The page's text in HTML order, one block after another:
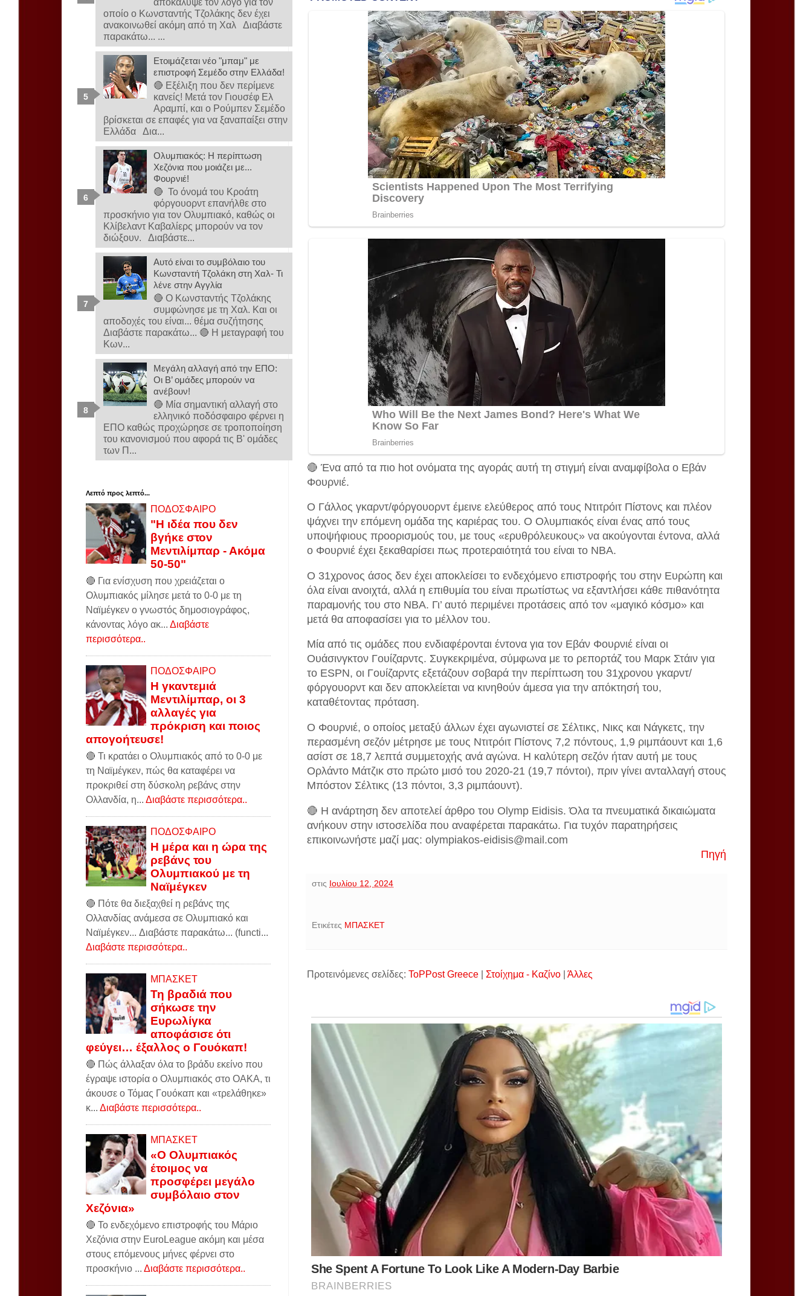
🔴 Ένα από τα πιο hot ονόματα της αγοράς αυτή τη στιγμή είναι αναμφίβολα ο Εβάν
Φουρνιέ.
Ο Γάλλος γκαρντ/φόργουορντ έμεινε ελεύθερος από τους Ντιτρόιτ Πίστονς και πλέον
ψάχνει την επόμενη ομάδα της καριέρας του. Ο Ολυμπιακός είναι ένας από τους
υποψήφιους προορισμούς του, με τους «ερυθρόλευκους» να ακούγονται έντονα, αλλά
ο Φουρνιέ έχει ξεκαθαρίσει πως προτεραιότητά του είναι το NBA.
O 31χρονος άσος δεν έχει αποκλείσει το ενδεχόμενο επιστροφής του στην Ευρώπη και
όλα είναι ανοιχτά, αλλά η επιθυμία του είναι πρωτίστως να εξαντλήσει κάθε πιθανότητα
παραμονής του στο NBA. Γι’ αυτό περιμένει προτάσεις από τον «μαγικό κόσμο» και
μετά θα αποφασίσει για το μέλλον του.
Μία από τις ομάδες που ενδιαφέρονται έντονα για τον Εβάν Φουρνιέ είναι οι
Ουάσινγκτον Γουίζαρντς. Συγκεκριμένα, σύμφωνα με το ρεπορτάζ του Μαρκ Στάιν για
το ESPN, οι Γουίζαρντς εξετάζουν σοβαρά την περίπτωση του 31χρονου γκαρντ/
φόργουορντ και δεν αποκλείεται να κινηθούν άμεσα για την απόκτησή του,
καταθέτοντας πρόταση.
Ο Φουρνιέ, ο οποίος μεταξύ άλλων έχει αγωνιστεί σε Σέλτικς, Νικς και Νάγκετς, την
περασμένη σεζόν μέτρησε με τους Ντιτρόιτ Πίστονς 7,2 πόντους, 1,9 ριμπάουντ και 1,6
ασίστ σε 18,7 λεπτά συμμετοχής ανά αγώνα. Η καλύτερη σεζόν ήταν αυτή με τους
Ορλάντο Μάτζικ στο πρώτο μισό του 2020-21 (19,7 πόντοι), πριν γίνει ανταλλαγή στους
Μπόστον Σέλτικς (13 πόντοι, 3,3 ριμπάουντ).
🔴 Η ανάρτηση δεν αποτελεί άρθρο του Olymp Eidisis. Όλα τα πνευματικά δικαιώματα
ανήκουν στην ιστοσελίδα που αναφέρεται παρακάτω. Για τυχόν παρατηρήσεις
επικοινωνήστε μαζί μας: olympiakos-eidisis@mail.com
Πηγή
στις Ιουλίου 12, 2024
Ετικέτες ΜΠΑΣΚΕΤ
Προτεινόμενες σελίδες: ToPPost Greece Στοίχημα - Καζίνο Άλλες
αποκάλυψε τον λόγο για τον
οποίο ο Κωνσταντής Τζολάκης δεν έχει
ανακοινωθεί ακόμη από τη Χαλ Διαβάστε
παρακάτω... ...
Ετοιμάζεται νέο "μπαμ" με
επιστροφή Σεμέδο στην Ελλάδα!
🔴 Εξέλιξη που δεν περίμενε
κανείς! Μετά τον Γιουσέφ Ελ
Αραμπί, και ο Ρούμπεν Σεμέδο
βρίσκεται σε επαφές για να ξαναπαίξει στην
Ελλάδα Δια...
Ολυμπιακός: Η περίπτωση
Χεζόνια που μοιάζει με...
Φουρνιέ!
🔴 Το όνομά του Κροάτη
φόργουορντ επανήλθε στο
προσκήνιο για τον Ολυμπιακό, καθώς οι
Κλίβελαντ Καβαλίερς μπορούν να τον
διώξουν. Διαβάστε...
Αυτό είναι το συμβόλαιο του
Κωνσταντή Τζολάκη στη Χαλ- Τι
λένε στην Αγγλία
🔴 Ο Κωνσταντής Τζολάκης
συμφώνησε με τη Χαλ. Και οι
αποδοχές του είναι... θέμα συζήτησης
Διαβάστε παρακάτω... 🔴 Η μεταγραφή του
Κων...
Μεγάλη αλλαγή από την ΕΠΟ:
Οι Β’ ομάδες μπορούν να
ανέβουν!
🔴 Μία σημαντική αλλαγή στο
ελληνικό ποδόσφαιρο φέρνει η
ΕΠΟ καθώς προχώρησε σε τροποποίηση
του κανονισμού που αφορά τις Β' ομάδες
των Π...
Λεπτό προς λεπτό...
ΠΟΔΟΣΦΑΙΡΟ
"Η ιδέα που δεν
βγήκε στον
Μεντιλίμπαρ - Ακόμα
50-50"
🔴 Για ενίσχυση που χρειάζεται ο
Ολυμπιακός μίλησε μετά το 0-0 με τη
Ναϊμέγκεν ο γνωστός δημοσιογράφος,
κάνοντας λόγο ακ... Διαβάστε
περισσότερα..
ΠΟΔΟΣΦΑΙΡΟ
Η γκαντεμιά
Μεντιλίμπαρ, οι 3
αλλαγές για
πρόκριση και ποιος
απογοήτευσε!
🔴 Τι κρατάει ο Ολυμπιακός από το 0-0 με
τη Ναϊμέγκεν, πώς θα καταφέρει να
προκριθεί στη δύσκολη ρεβάνς στην
Ολλανδία, η... Διαβάστε περισσότερα..
ΠΟΔΟΣΦΑΙΡΟ
Η μέρα και η ώρα της
ρεβάνς του
Ολυμπιακού με τη
Ναϊμέγκεν
🔴 Πότε θα διεξαχθεί η ρεβάνς της
Ολλανδίας ανάμεσα σε Ολυμπιακό και
Ναϊμέγκεν... Διαβάστε παρακάτω... (functi...
Διαβάστε περισσότερα..
ΜΠΑΣΚΕΤ
Τη βραδιά που
σήκωσε την
Ευρωλίγκα
αποφάσισε ότι
φεύγει… έξαλλος ο Γουόκαπ!
🔴 Πώς άλλαξαν όλα το βράδυ εκείνο που
έγραψε ιστορία ο Ολυμπιακός στο ΟΑΚΑ, τι
άκουσε ο Τόμας Γουόκαπ και «τρελάθηκε»
κ... Διαβάστε περισσότερα..
ΜΠΑΣΚΕΤ
«Ο Ολυμπιακός
έτοιμος να
προσφέρει μεγάλο
συμβόλαιο στον
Χεζόνια»
🔴 Το ενδεχόμενο επιστροφής του Μάριο
Χεζόνια στην EuroLeague ακόμη και μέσα
στους επόμενους μήνες φέρνει στο
προσκήνιο ... Διαβάστε περισσότερα..